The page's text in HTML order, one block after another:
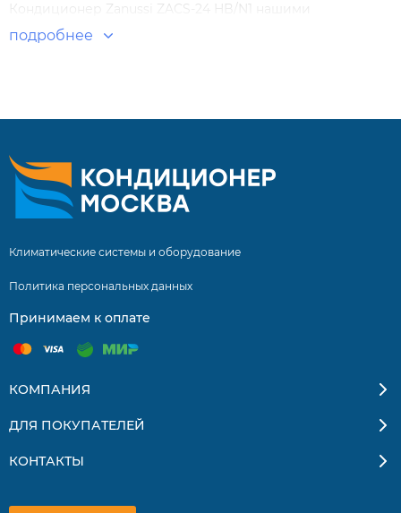
Кондиционер Zanussi ZACS-24 HB/N1 нашими
специалистами составляет 5 лет! Настенные сплит-
подробнее
Климатические системы и оборудование
Политика персональных данных
Принимаем к оплате
КОМПАНИЯ
ДЛЯ ПОКУПАТЕЛЕЙ
КОНТАКТЫ